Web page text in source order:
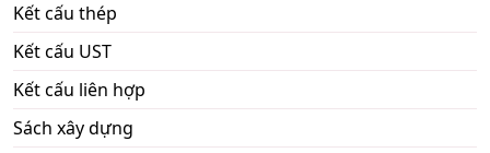
Kết cấu thép
Kết cấu UST
Kết cấu liên hợp
Sách xây dựng